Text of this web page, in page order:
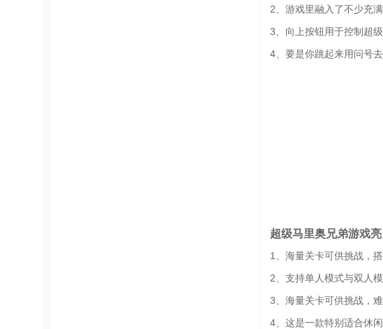
2、游戏里融入了不少充
3、向上按钮用于控制超
4、要是你跳起来用问号
超级马里奥兄弟游戏
1、海量关卡可供挑战，
2、支持单人模式与双人
3、海量关卡可供挑战，
4、这是一款特别适合休